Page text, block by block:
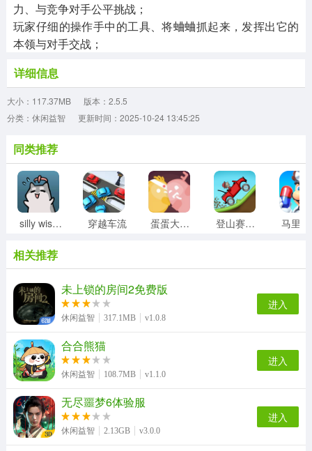
力、与竞争对手公平挑战；
玩家仔细的操作手中的工具、将蛐蛐抓起来，发挥出它的
本领与对手交战；
详细信息
大小：117.37MB
版本：2.5.5
分类：休闲益智
更新时间：2025-10-24 13:45:25
同类推荐
silly wisher最新版 穿越车流 蛋蛋大乱斗 登山赛车1老旧版
相关推荐
未上锁的房间2免费版
休闲益智 317.1MB v1.0.8
进入
合合熊猫
休闲益智 108.7MB v1.1.0
进入
无尽噩梦6体验服
休闲益智 2.13GB v3.0.0
进入